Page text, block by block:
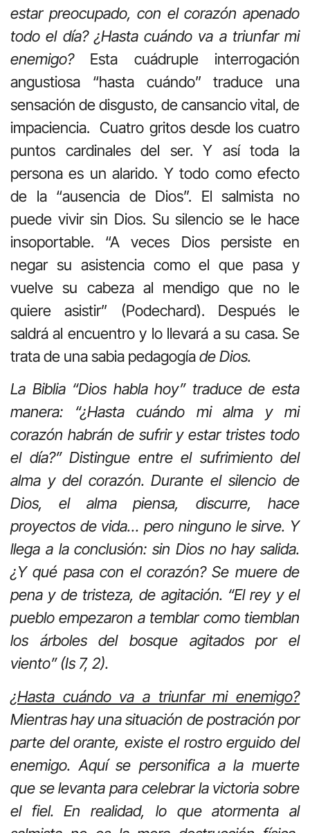
estar preocupado, con el corazón apenado
todo el día? ¿Hasta cuándo va a triunfar mi
enemigo? Esta cuádruple interrogación
angustiosa “hasta cuándo” traduce una
sensación de disgusto, de cansancio vital, de
impaciencia. Cuatro gritos desde los cuatro
puntos cardinales del ser. Y así toda la
persona es un alarido. Y todo como efecto
de la “ausencia de Dios”. El salmista no
puede vivir sin Dios. Su silencio se le hace
insoportable. “A veces Dios persiste en
negar su asistencia como el que pasa y
vuelve su cabeza al mendigo que no le
quiere asistir” (Podechard). Después le
saldrá al encuentro y lo llevará a su casa. Se
trata de una sabia pedagogíade Dios.
La Biblia “Dios habla hoy” traduce de esta
manera: “¿Hasta cuándo mi alma y mi
corazón habrán de sufrir y estar tristes todo
el día?” Distingue entre el sufrimiento del
alma y del corazón. Durante el silencio de
Dios, el alma piensa, discurre, hace
proyectos de vida… pero ninguno le sirve. Y
llega a la conclusión: sin Dios no hay salida.
¿Y qué pasa con el corazón? Se muere de
pena y de tristeza, de agitación. “El rey y el
pueblo empezaron a temblar como tiemblan
los árboles del bosque agitados por el
viento” (Is 7, 2).
¿Hasta cuándo va a triunfar mi enemigo?
Mientras hay una situación de postración por
parte del orante, existe el rostro erguido del
enemigo. Aquí se personifica a la muerte
que se levanta para celebrar la victoria sobre
el fiel. En realidad, lo que atormenta al